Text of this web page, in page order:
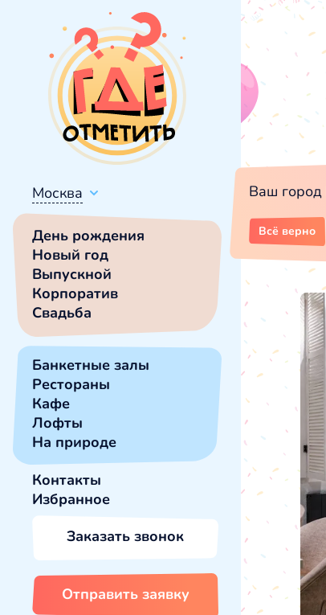
Москва
День рождения
Новый год
Выпускной
Корпоратив
Свадьба
Банкетные залы
Рестораны
Кафе
Лофты
На природе
Контакты
Избранное
Заказать звонок
Отправить заявку
Ваш город
Всё верно